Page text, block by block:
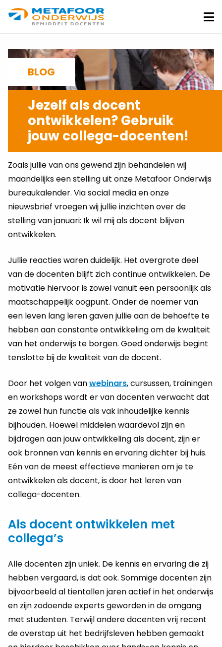
Metafoor
Onderwijs
BLOG
Jezelf als docent
ontwikkelen? Gebruik
jouw collega-docenten!
PETER SCHWANK 10-01-2020
Zoals jullie van ons gewend zijn behandelen wij
maandelijks een stelling uit onze Metafoor Onderwijs
bureaukalender. Via social media en onze
nieuwsbrief vroegen wij jullie inzichten over de
stelling van januari: Ik wil mij als docent blijven
ontwikkelen.
Jullie reacties waren duidelijk. Het overgrote deel
van de docenten blijft zich continue ontwikkelen. De
motivatie hiervoor is zowel vanuit een persoonlijk als
maatschappelijk oogpunt. Onder de noemer van
een leven lang leren gaven jullie aan de behoefte te
hebben aan constante ontwikkeling om de kwaliteit
van het onderwijs te borgen. Goed onderwijs begint
tenslotte bij de kwaliteit van de docent.
Door het volgen vanwebinars, cursussen, trainingen
en workshops wordt er van docenten verwacht dat
ze zowel hun functie als vak inhoudelijke kennis
bijhouden. Hoewel middelen waardevol zijn en
bijdragen aan jouw ontwikkeling als docent, zijn er
ook bronnen van kennis en ervaring dichter bij huis.
Eén van de meest effectieve manieren om je te
ontwikkelen als docent, is door het leren van
collega-docenten.
Als docent ontwikkelen met
collega’s
Alle docenten zijn uniek. De kennis en ervaring die zij
hebben vergaard, is dat ook. Sommige docenten zijn
bijvoorbeeld al tientallen jaren actief in het onderwijs
en zijn zodoende experts geworden in de omgang
met studenten. Terwijl andere docenten vrij recent
de overstap uit het bedrijfsleven hebben gemaakt